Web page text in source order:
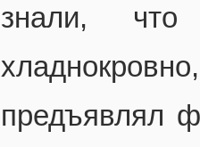
знали, что
предъявлял